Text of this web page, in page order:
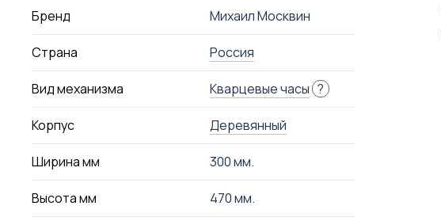
Бренд Михаил Москвин
Страна Россия
Вид механизма Кварцевые часы ?
Корпус Деревянный
Ширина мм 300 мм.
Высота мм 470 мм.